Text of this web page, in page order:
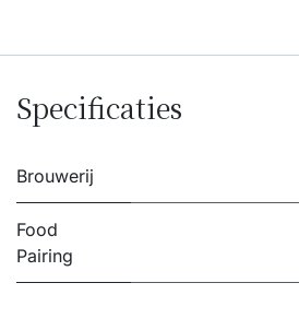
Specificaties
Brouwerij
Food
Pairing